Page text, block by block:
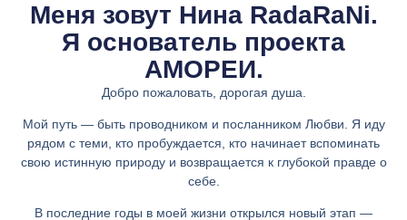
Меня зовут Нина RadaRaNi.
Я основатель проекта
АМОРЕИ.
Добро пожаловать, дорогая душа.
Мой путь — быть проводником и посланником Любви. Я иду
рядом с теми, кто пробуждается, кто начинает вспоминать
свою истинную природу и возвращается к глубокой правде о
себе.
В последние годы в моей жизни открылся новый этап —